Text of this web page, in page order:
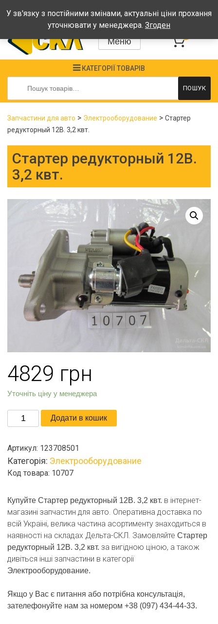
Графік: Пн-Пт: 08:00-17:00, Сб-Нд - вихідні
Меню
КАТЕГОРІЇ ТОВАРІВ
Шукати:
ПОШУК
Запчастини для авто > Электрооборудование > Стартер
редукторный 12В. 3,2 квт.
Стартер редукторный 12В.
3,2 квт.
4829 грн
Уточніть ціну у менеджера
Стартер
редукторный
3,2
квт.
кількість
Додати в кошик
Артикул: 123708501
Категорія: Электрооборудование
Код товара: 10707
Купуйте Стартер редукторный 12В. 3,2 квт. в інтернет-
магазині запчастин для авто. Оперативна доставка по
всій Україні, велика частина асортименту знаходиться в
наявності на складах Дельта-СКЛ. Замовляйте Стартер
редукторный 12В. 3,2 квт. за вигідною ціною, а також
дивіться інші запчастини в категорії
Электрооборудование.
Якщо у Вас є питання або потрібна консультація,
зателефонуйте нам за номером +38 (097) 434-44-33.
У зв'язку з постійними змінами, актуальні ціни прохання
уточнювати у менеджера. Згоден